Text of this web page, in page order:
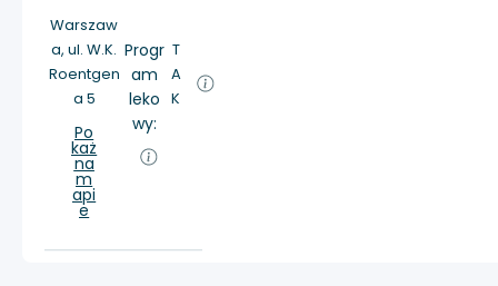
Warszaw
a, ul. W.K.
Roentgen
a 5
Po
każ
na
m
api
e
Progr
am
leko
wy:
T
A
K